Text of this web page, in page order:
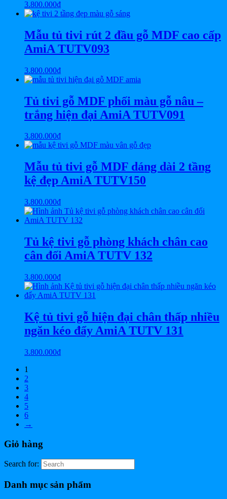
3.800.000₫
Mẫu tủ tivi rút 2 đầu gỗ MDF cao cấp
AmiA TUTV093
3.800.000₫
Tủ tivi gỗ MDF phối màu gỗ nâu –
trắng hiện đại AmiA TUTV091
3.800.000₫
Mẫu tủ tivi gỗ MDF dáng dài 2 tầng
kệ đẹp AmiA TUTV150
3.800.000₫
Tủ kệ tivi gỗ phòng khách chân cao
cân đối AmiA TUTV 132
3.800.000₫
Kệ tủ tivi gỗ hiện đại chân thấp nhiều
ngăn kéo đẩy AmiA TUTV 131
3.800.000₫
1
2
3
4
5
6
→
Giỏ hàng
Search for:
Danh mục sản phẩm